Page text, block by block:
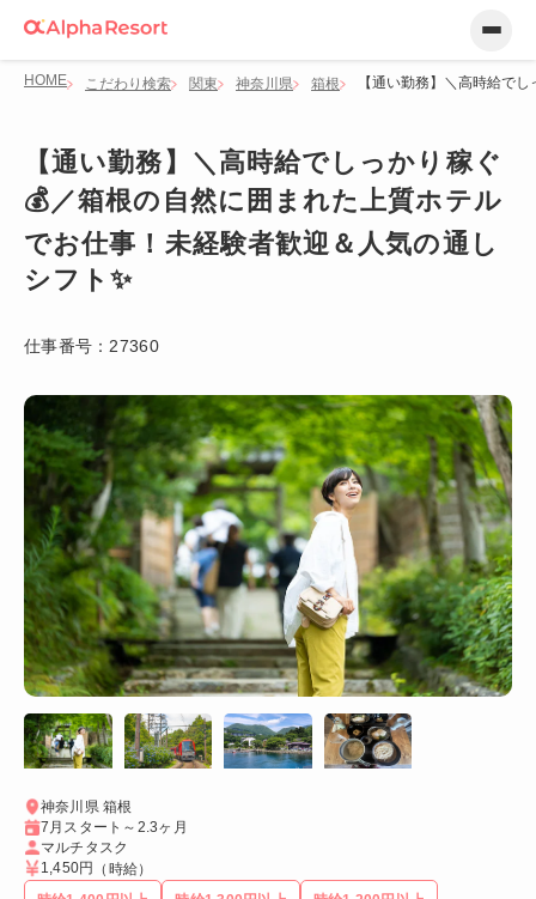
HOME こだわり検索 関東 神奈川県 箱根 【通い勤務】＼高時給で
【通い勤務】＼高時給でしっかり稼ぐ
💰／箱根の自然に囲まれた上質ホテル
でお仕事！未経験者歓迎＆人気の通し
シフト✨
仕事番号： 27360
神奈川県 箱根
7月スタート～2.3ヶ月
マルチタスク
1,450円
（時給）